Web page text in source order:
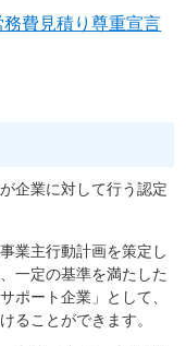
費見積り尊重宣言
企業に対して⾏う認定
業主行動計画を策定し
一定の基準を満たした
ポート企業」として、
ることができます。